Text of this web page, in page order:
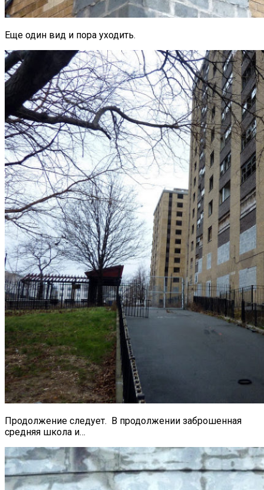
Еще один вид и пора уходить.
Продолжение следует. В продолжении заброшенная
средняя школа и…